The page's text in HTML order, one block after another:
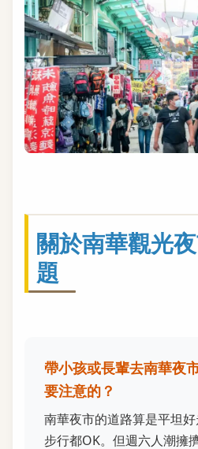
關於南華觀光
題
帶小孩或長輩去南華夜
要注意的？
南華夜市的道路算是平坦
步行都OK。但週六人潮擁